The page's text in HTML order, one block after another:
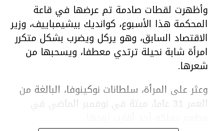
وأظهرت لقطات صادمة تم عرضها في قاعة
المحكمة هذا الأسبوع، كوانديك بيشيمباييف، وزير
الاقتصاد السابق، وهو يركل ويضرب بشكل متكرر
امرأة شابة نحيلة ترتدي معطفا، ويسحبها من
شعرها.
وعثر على المرأة، سلطانات نوكينوفا، البالغة من
العمر 31 عاما، ميتة في نوفمبر الماضي في